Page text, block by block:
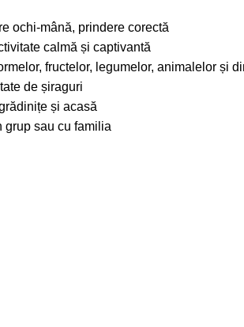
ochi-mână, prindere corectă
calmă și captivantă
fructelor, legumelor, animalelor și
de șiraguri
și acasă
sau cu familia